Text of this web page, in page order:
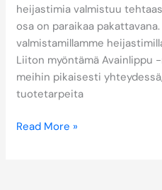
heijastimia valmistuu
osa on paraikaa
valmistamillamme
Liiton myöntämä Avainlippu
meihin pikaisesti
tuotetarpeita
Read More »